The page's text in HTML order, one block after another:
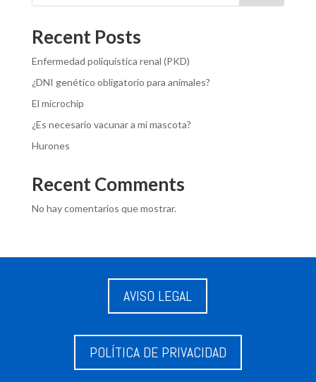
Recent Posts
Enfermedad poliquística renal (PKD)
¿DNI genético obligatorio para animales?
El microchip
¿Es necesario vacunar a mi mascota?
Hurones
Recent Comments
No hay comentarios que mostrar.
AVISO LEGAL
POLÍTICA DE PRIVACIDAD